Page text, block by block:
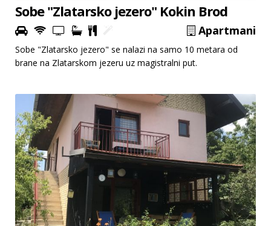
Sobe "Zlatarsko jezero" Kokin Brod
Apartmani
Sobe "Zlatarsko jezero" se nalazi na samo 10 metara od
brane na Zlatarskom jezeru uz magistralni put.